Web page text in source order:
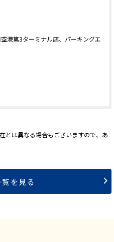
港第3ターミナル店、パーキングエ
とは異なる場合もございますので、あ
を見る